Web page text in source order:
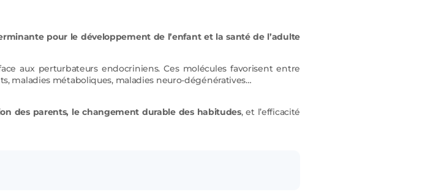
pour le développement de l’enfant et la santé de l’adulte
aux perturbateurs endocriniens. Ces molécules favorisent entre
maladies métaboliques, maladies neuro-dégénératives…
des parents, le changement durable des habitudes, et l’efficacité